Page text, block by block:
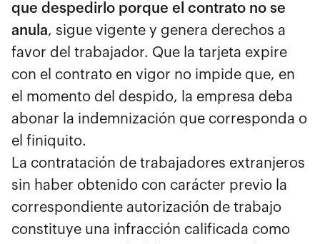
que despedirlo porque el contrato no se
anula, sigue vigente y genera derechos a
favor del trabajador. Que la tarjeta expire
con el contrato en vigor no impide que, en
el momento del despido, la empresa deba
abonar la indemnización que corresponda o
el finiquito.
La contratación de trabajadores extranjeros
sin haber obtenido con carácter previo la
correspondiente autorización de trabajo
constituye una infracción calificada como